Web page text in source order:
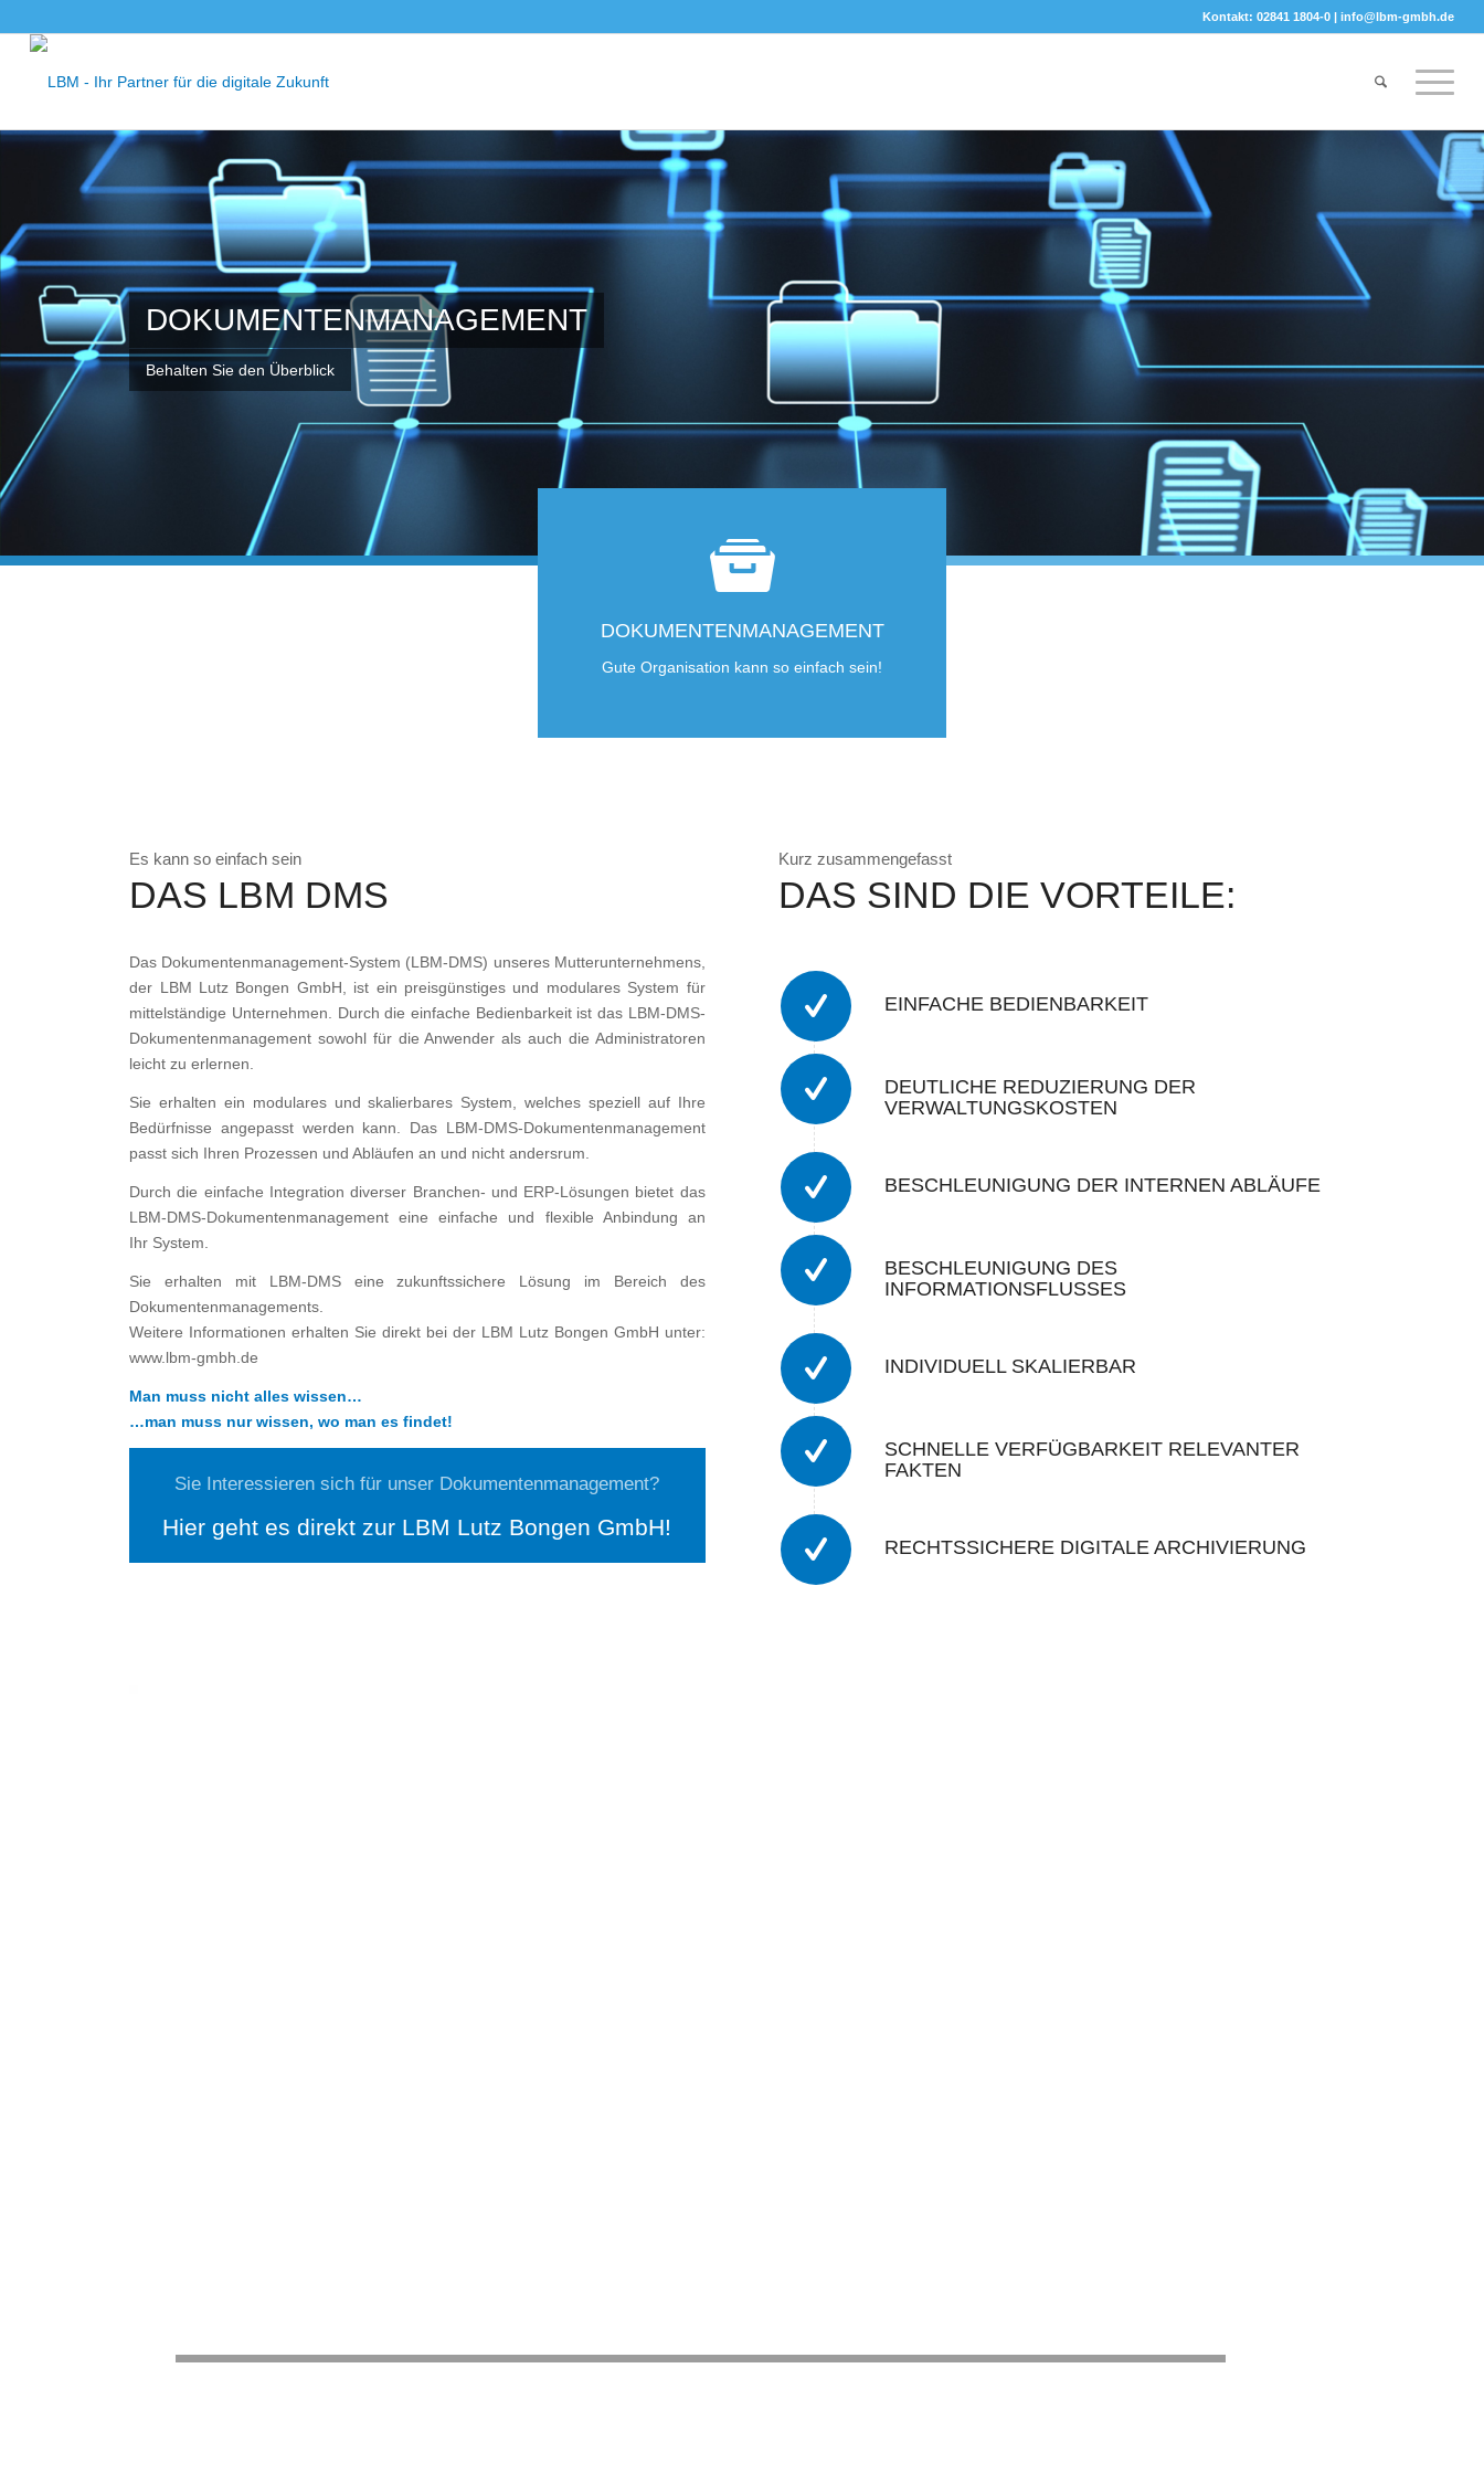
Kontakt: 02841 1804-0 |info@lbm-gmbh.de
DOKUMENTENMANAGEMENT
Behalten Sie den Überblick
DOKUMENTENMANAGEMENT
Gute Organisation kann so einfach sein!
Es kann so einfach sein
DAS LBM DMS
Das Dokumentenmanagement-System (LBM-DMS) unseres Mutterunternehmens,
der LBM Lutz Bongen GmbH, ist ein preisgünstiges und modulares System für
mittelständige Unternehmen. Durch die einfache Bedienbarkeit ist das LBM-DMS-
Dokumentenmanagement sowohl für die Anwender als auch die Administratoren
leicht zu erlernen.
Sie erhalten ein modulares und skalierbares System, welches speziell auf Ihre
Bedürfnisse angepasst werden kann. Das LBM-DMS-Dokumentenmanagement
passt sich Ihren Prozessen und Abläufen an und nicht andersrum.
Durch die einfache Integration diverser Branchen- und ERP-Lösungen bietet das
LBM-DMS-Dokumentenmanagement eine einfache und flexible Anbindung an
Ihr System.
Sie erhalten mit LBM-DMS eine zukunftssichere Lösung im Bereich des
Dokumentenmanagements.
Weitere Informationen erhalten Sie direkt bei der LBM Lutz Bongen GmbH unter:
www.lbm-gmbh.de
Man muss nicht alles wissen…
…man muss nur wissen, wo man es findet!
Sie Interessieren sich für unser Dokumentenmanagement?
Hier geht es direkt zur LBM Lutz Bongen GmbH!
Kurz zusammengefasst
DAS SIND DIE VORTEILE:
EINFACHE BEDIENBARKEIT
DEUTLICHE REDUZIERUNG DER
VERWALTUNGSKOSTEN
BESCHLEUNIGUNG DER INTERNEN ABLÄUFE
BESCHLEUNIGUNG DES
INFORMATIONSFLUSSES
INDIVIDUELL SKALIERBAR
SCHNELLE VERFÜGBARKEIT RELEVANTER
FAKTEN
RECHTSSICHERE DIGITALE ARCHIVIERUNG